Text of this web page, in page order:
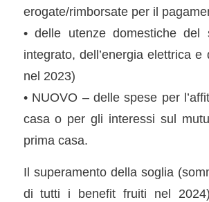
erogate/rimborsate per il
• delle utenze domestiche del
integrato, dell’energia elettrica
nel 2023)
• NUOVO – delle spese per
casa o per gli interessi sul
prima casa.
Il superamento della soglia
di tutti i benefit fruiti nel